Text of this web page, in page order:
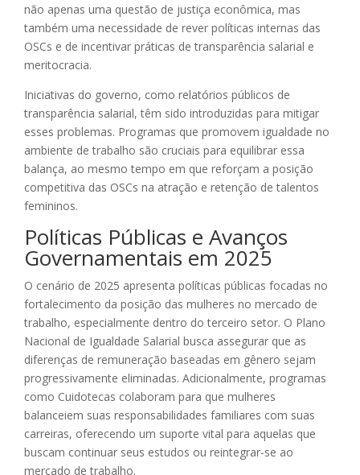
não apenas uma questão de justiça econômica, mas
também uma necessidade de rever políticas internas das
OSCs e de incentivar práticas de transparência salarial e
meritocracia.
Iniciativas do governo, como relatórios públicos de
transparência salarial, têm sido introduzidas para mitigar
esses problemas. Programas que promovem igualdade no
ambiente de trabalho são cruciais para equilibrar essa
balança, ao mesmo tempo em que reforçam a posição
competitiva das OSCs na atração e retenção de talentos
femininos.
Políticas Públicas e Avanços
Governamentais em 2025
O cenário de 2025 apresenta políticas públicas focadas no
fortalecimento da posição das mulheres no mercado de
trabalho, especialmente dentro do terceiro setor. O Plano
Nacional de Igualdade Salarial busca assegurar que as
diferenças de remuneração baseadas em gênero sejam
progressivamente eliminadas. Adicionalmente, programas
como Cuidotecas colaboram para que mulheres
balanceiem suas responsabilidades familiares com suas
carreiras, oferecendo um suporte vital para aquelas que
buscam continuar seus estudos ou reintegrar-se ao
mercado de trabalho.